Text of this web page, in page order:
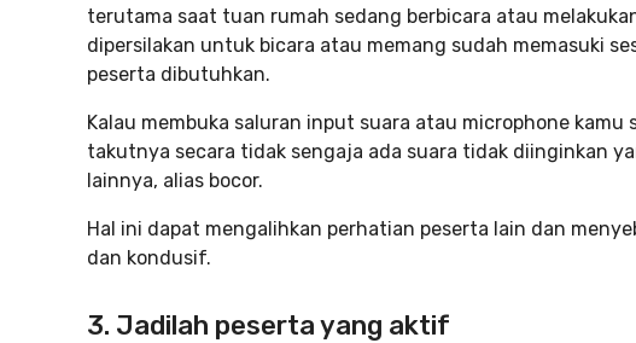
terutama saat tuan rumah sedang berbicara atau
dipersilakan untuk bicara atau memang sudah memasuki
peserta dibutuhkan.
Kalau membuka saluran input suara atau microphone
takutnya secara tidak sengaja ada suara tidak diinginkan
lainnya, alias bocor.
Hal ini dapat mengalihkan perhatian peserta lain dan
dan kondusif.
3. Jadilah peserta yang aktif